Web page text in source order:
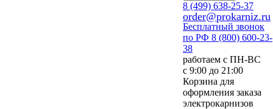
8 (499) 638-25-37
order@prokarniz.ru
Бесплатный звонок
по РФ 8 (800) 600-23-
38
работаем с ПН-ВС
с 9:00 до 21:00
Корзина для
оформления заказа
электрокарнизов